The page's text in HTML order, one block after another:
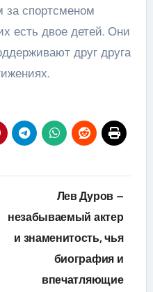
за спортсменом
есть двое детей. Они
друг друга
Лев Дуров –
незабываемый актер
и знаменитость, чья
биография и
впечатляющие